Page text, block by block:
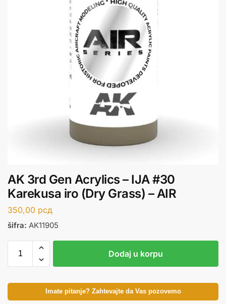
AK 3rd Gen Acrylics – IJA #30
Karekusa iro (Dry Grass) – AIR
350,00 рсд
šifra: AK11905
Dodaj u korpu
Imate pitanje? Zahtevajte da Vas pozovemo